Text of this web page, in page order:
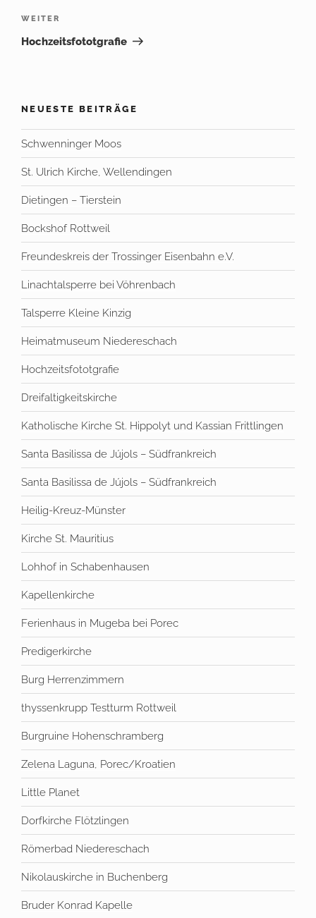
Nächster
Beitrag
WEITER
Hochzeitsfototgrafie
NEUESTE BEITRÄGE
Schwenninger Moos
St. Ulrich Kirche, Wellendingen
Dietingen – Tierstein
Bockshof Rottweil
Freundeskreis der Trossinger Eisenbahn e.V.
Linachtalsperre bei Vöhrenbach
Talsperre Kleine Kinzig
Heimatmuseum Niedereschach
Hochzeitsfototgrafie
Dreifaltigkeitskirche
Katholische Kirche St. Hippolyt und Kassian Frittlingen
Santa Basilissa de Jújols – Südfrankreich
Santa Basilissa de Jújols – Südfrankreich
Heilig-Kreuz-Münster
Kirche St. Mauritius
Lohhof in Schabenhausen
Kapellenkirche
Ferienhaus in Mugeba bei Porec
Predigerkirche
Burg Herrenzimmern
thyssenkrupp Testturm Rottweil
Burgruine Hohenschramberg
Zelena Laguna, Porec/Kroatien
Little Planet
Dorfkirche Flötzlingen
Römerbad Niedereschach
Nikolauskirche in Buchenberg
Bruder Konrad Kapelle